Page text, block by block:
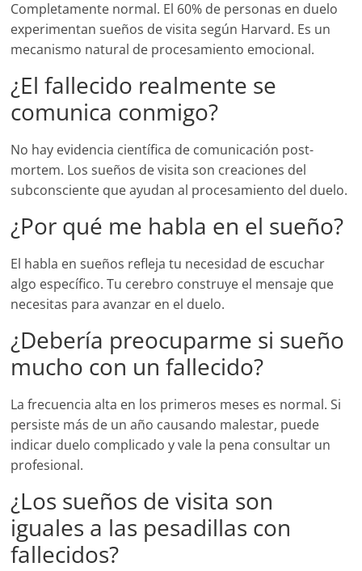
Completamente normal. El 60% de personas en duelo
experimentan sueños de visita según Harvard. Es un
mecanismo natural de procesamiento emocional.
¿El fallecido realmente se
comunica conmigo?
No hay evidencia científica de comunicación post-
mortem. Los sueños de visita son creaciones del
subconsciente que ayudan al procesamiento del duelo.
¿Por qué me habla en el sueño?
El habla en sueños refleja tu necesidad de escuchar
algo específico. Tu cerebro construye el mensaje que
necesitas para avanzar en el duelo.
¿Debería preocuparme si sueño
mucho con un fallecido?
La frecuencia alta en los primeros meses es normal. Si
persiste más de un año causando malestar, puede
indicar duelo complicado y vale la pena consultar un
profesional.
¿Los sueños de visita son
iguales a las pesadillas con
fallecidos?